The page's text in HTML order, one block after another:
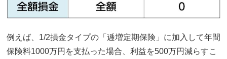
例えば、1/2損金タイプの「逓増定期保険」に加入して年間
保険料1000万円を支払った場合、利益を500万円減らすこ